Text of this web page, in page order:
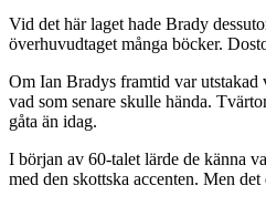
Vid det här laget hade Brady
överhuvudtaget många böcker.
Om Ian Bradys framtid var
vad som senare skulle hända.
gåta än idag.
I början av 60-talet lärde de känna
med den skottska accenten. Men